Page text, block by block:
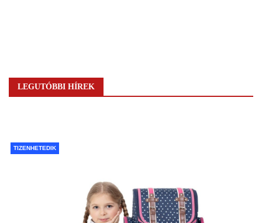
LEGUTÓBBI HÍREK
TIZENHETEDIK